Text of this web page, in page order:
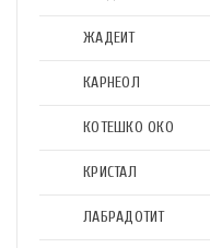
ЖАДЕИТ
КАРНЕОЛ
КОТЕШКО ОКО
КРИСТАЛ
ЛАБРАДОТИТ